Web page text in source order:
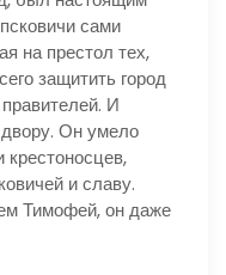
сами
на престол тех,
защитить город
И
Он умело
крестоносцев,
и славу.
Тимофей, он даже